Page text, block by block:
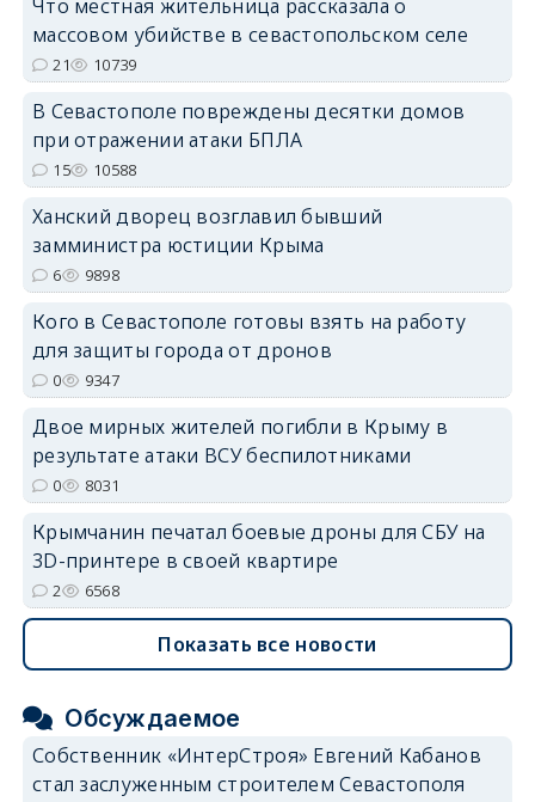
Что местная жительница рассказала о
массовом убийстве в севастопольском селе
21 10739
В Севастополе повреждены десятки домов
при отражении атаки БПЛА
15 10588
Ханский дворец возглавил бывший
замминистра юстиции Крыма
6 9898
Кого в Севастополе готовы взять на работу
для защиты города от дронов
0 9347
Двое мирных жителей погибли в Крыму в
результате атаки ВСУ беспилотниками
0 8031
Крымчанин печатал боевые дроны для СБУ на
3D-принтере в своей квартире
2 6568
Показать все новости
Обсуждаемое
Собственник «ИнтерСтроя» Евгений Кабанов
стал заслуженным строителем Севастополя